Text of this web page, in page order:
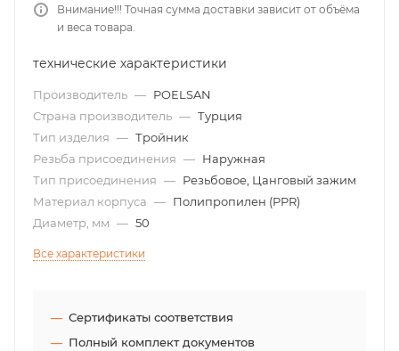
Внимание!!! Точная сумма доставки зависит от объёма
и веса товара.
технические характеристики
Производитель — POELSAN
Страна производитель — Турция
Тип изделия — Тройник
Резьба присоединения — Наружная
Тип присоединения — Резьбовое, Цанговый зажим
Материал корпуса — Полипропилен (PPR)
Диаметр, мм — 50
Все характеристики
Сертификаты соответствия
Полный комплект документов